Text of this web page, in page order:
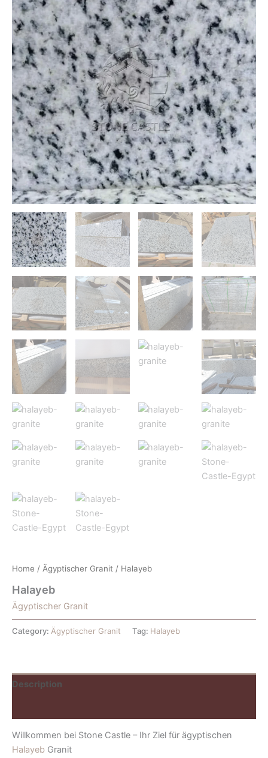
Home / Ägyptischer Granit / Halayeb
Halayeb
Ägyptischer Granit
Category: Ägyptischer Granit Tag: Halayeb
Description
Willkommen bei Stone Castle – Ihr Ziel für ägyptischen
Halayeb Granit